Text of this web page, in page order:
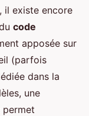
il existe encore
code
apposée sur
(parfois
dans la
une